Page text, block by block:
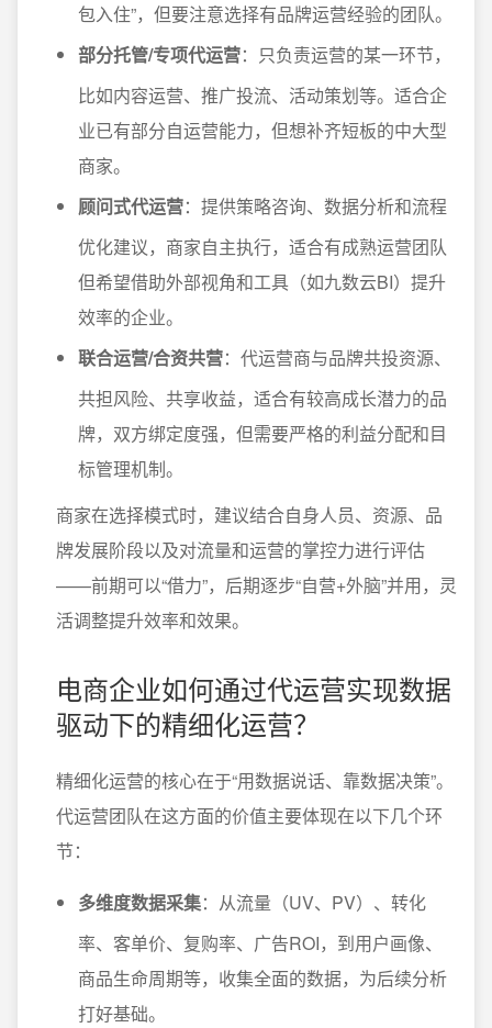
包入住”，但要注意选择有品牌运营经验的团队。
部分托管/专项代运营：只负责运营的某一环节，
比如内容运营、推广投流、活动策划等。适合企
业已有部分自运营能力，但想补齐短板的中大型
商家。
顾问式代运营：提供策略咨询、数据分析和流程
优化建议，商家自主执行，适合有成熟运营团队
但希望借助外部视角和工具（如九数云BI）提升
效率的企业。
联合运营/合资共营：代运营商与品牌共投资源、
共担风险、共享收益，适合有较高成长潜力的品
牌，双方绑定度强，但需要严格的利益分配和目
标管理机制。
商家在选择模式时，建议结合自身人员、资源、品
牌发展阶段以及对流量和运营的掌控力进行评估
——前期可以“借力”，后期逐步“自营+外脑”并用，灵
活调整提升效率和效果。
电商企业如何通过代运营实现数据
驱动下的精细化运营？
精细化运营的核心在于“用数据说话、靠数据决策”。
代运营团队在这方面的价值主要体现在以下几个环
节：
多维度数据采集：从流量（UV、PV）、转化
率、客单价、复购率、广告ROI，到用户画像、
商品生命周期等，收集全面的数据，为后续分析
打好基础。